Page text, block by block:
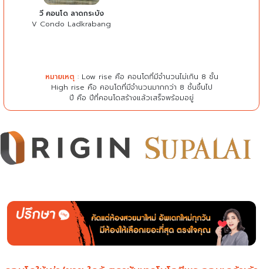
วี คอนโด ลาดกระบัง
V Condo Ladkrabang
หมายเหตุ : Low rise คือ คอนโดที่มีจำนวนไม่เกิน 8 ชั้น
High rise คือ คอนโดที่มีจำนวนมากกว่า 8 ชั้นขึ้นไป
ปี คือ ปีที่คอนโดสร้างแล้วเสร็จพร้อมอยู่